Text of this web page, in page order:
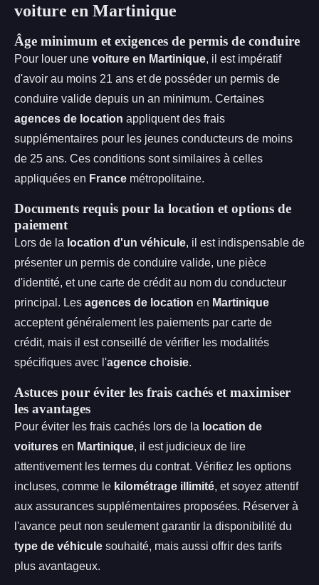
voiture en Martinique
Âge minimum et exigences de permis de conduire
Pour louer une voiture en Martinique, il est impératif
d'avoir au moins 21 ans et de posséder un permis de
conduire valide depuis un an minimum. Certaines
agences de location appliquent des frais
supplémentaires pour les jeunes conducteurs de moins
de 25 ans. Ces conditions sont similaires à celles
appliquées en France métropolitaine.
Documents requis pour la location et options de
paiement
Lors de la location d'un véhicule, il est indispensable de
présenter un permis de conduire valide, une pièce
d'identité, et une carte de crédit au nom du conducteur
principal. Les agences de location en Martinique
acceptent généralement les paiements par carte de
crédit, mais il est conseillé de vérifier les modalités
spécifiques avec l'agence choisie.
Astuces pour éviter les frais cachés et maximiser
les avantages
Pour éviter les frais cachés lors de la location de
voitures en Martinique, il est judicieux de lire
attentivement les termes du contrat. Vérifiez les options
incluses, comme le kilométrage illimité, et soyez attentif
aux assurances supplémentaires proposées. Réserver à
l'avance peut non seulement garantir la disponibilité du
type de véhicule souhaité, mais aussi offrir des tarifs
plus avantageux.